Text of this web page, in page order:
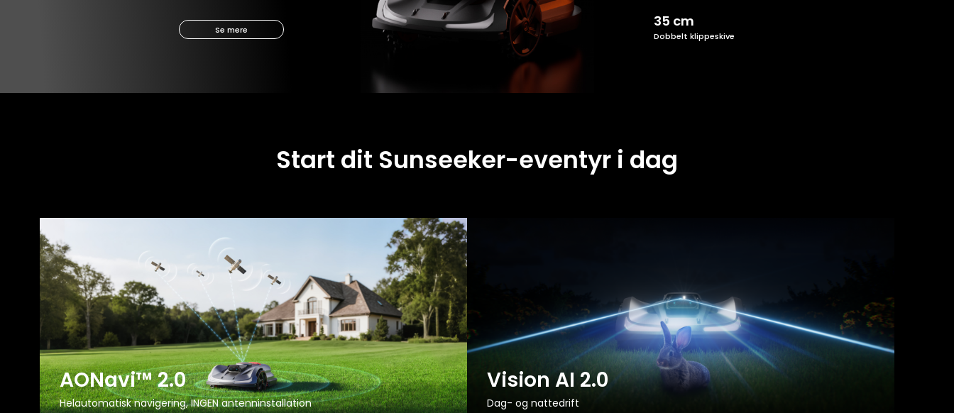
Se mere 35 cm
Dobbelt klippeskive
Start dit Sunseeker-eventyr i dag
AONavi™ 2.0
Helautomatisk navigering, INGEN antenninstallation
Vision AI 2.0
Dag- og nattedrift